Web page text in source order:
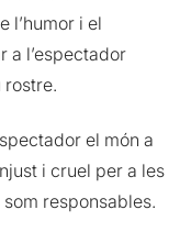
l’humor i el
a l’espectador
rostre.
el món a
i cruel per a les
responsables.